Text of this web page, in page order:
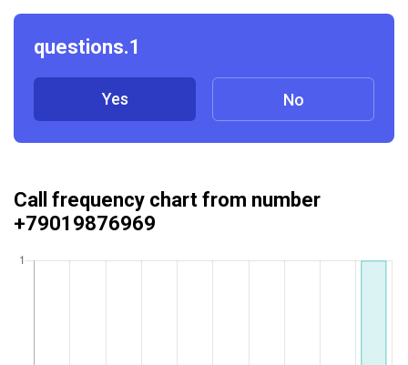
questions.1
Yes No
Call frequency chart from number
+79019876969